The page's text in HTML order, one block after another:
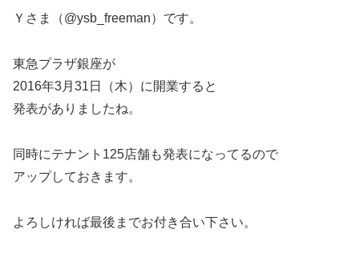
Ｙさま（@ysb_freeman）です。
東急プラザ銀座が
2016年3月31日（木）に開業すると
発表がありましたね。
同時にテナント125店舗も発表になってるので
アップしておきます。
よろしければ最後までお付き合い下さい。